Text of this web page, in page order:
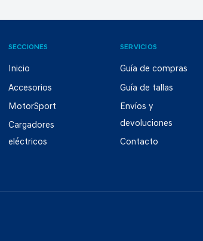
SECCIONES
Inicio
Accesorios
MotorSport
Cargadores
eléctricos
SERVICIOS
Guía de compras
Guía de tallas
Envíos y
devoluciones
Contacto